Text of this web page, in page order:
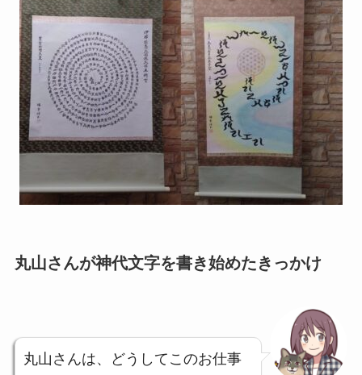
丸山さんが神代文字を書き始めたきっかけ
丸山さんは、どうしてこのお仕事